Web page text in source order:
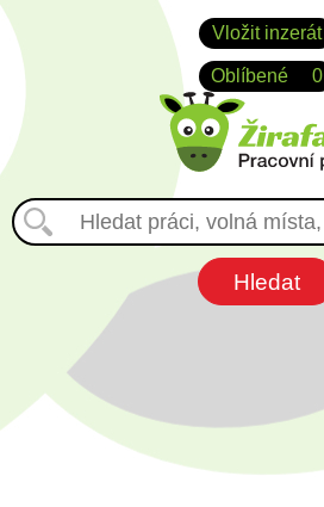
Vložit inzerát
Oblíbené 0